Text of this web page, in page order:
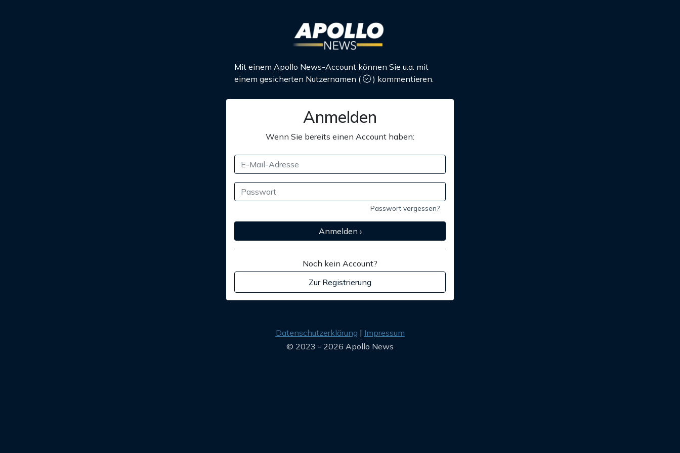
Mit einem Apollo News-Account können Sie u.a. mit
einem gesicherten Nutzernamen ( ) kommentieren.
Anmelden
Wenn Sie bereits einen Account haben:
Passwort vergessen?
Anmelden ›
Noch kein Account?
Zur Registrierung
Datenschutzerklärung
Impressum
© 2023 - 2026 Apollo News